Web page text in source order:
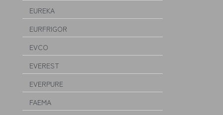
EUREKA
EURFRIGOR
EVCO
EVEREST
EVERPURE
FAEMA